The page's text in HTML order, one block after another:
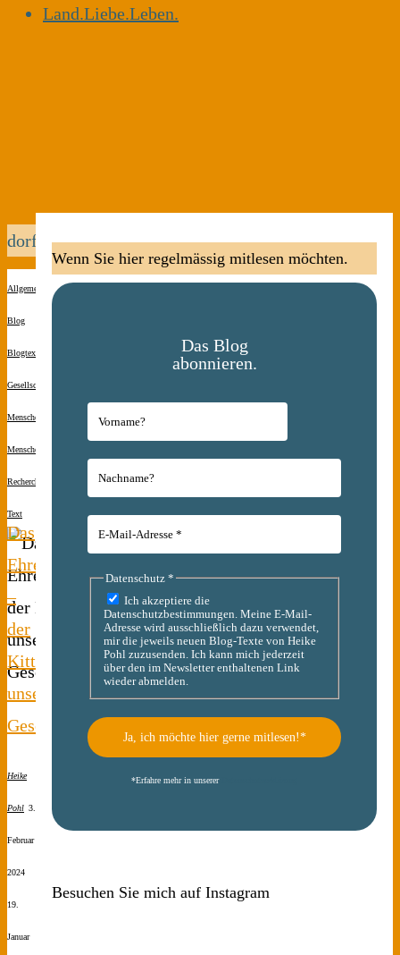
Land.Liebe.Leben.
dorfleben
Allgemein
Blog
Blogtexte
Gesellschaft
Menschen(s)kinder
Menschen(s)kinder
Recherche
Text
Das
Ehrenamt
–
der
Kitt
unserer
Gesellschaft
Heike
Pohl 3.
Februar
2024
19.
Januar
Wenn Sie hier regelmässig mitlesen möchten.
Das Blog
abonnieren.
Datenschutz *
Ich akzeptiere die
Datenschutzbestimmungen. Meine E-Mail-
Adresse wird ausschließlich dazu verwendet,
mir die jeweils neuen Blog-Texte von Heike
Pohl zuzusenden. Ich kann mich jederzeit
über den im Newsletter enthaltenen Link
wieder abmelden.
*Erfahre mehr in unserer
Besuchen Sie mich auf Instagram